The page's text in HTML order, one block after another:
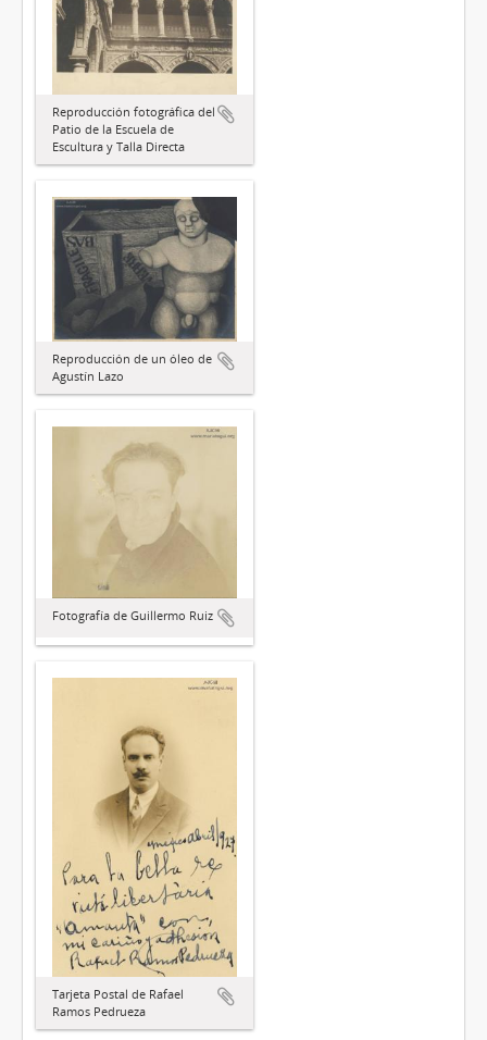
Reproducción fotográfica del
Patio de la Escuela de
Escultura y Talla Directa
Reproducción de un óleo de
Agustín Lazo
Fotografía de Guillermo Ruiz
Tarjeta Postal de Rafael
Ramos Pedrueza